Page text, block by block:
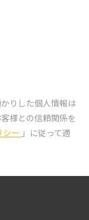
りした個人情報は
客様との信頼関係を
シー 」に従って適